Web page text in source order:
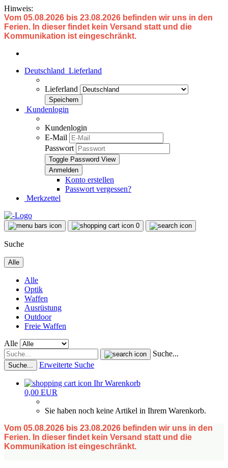
Hinweis:
Vom 05.08.2026 bis 23.08.2026 befinden wir uns in den
Ferien. In dieser findet kein Versand statt und die
Kommunikation ist eingeschränkt.
Deutschland Lieferland
Lieferland
Kundenlogin
Kundenlogin
E-Mail
Passwort
Toggle Password View
Konto erstellen
Passwort vergessen?
Merkzettel
0
Suche
Alle
Alle
Optik
Waffen
Ausrüstung
Outdoor
Freie Waffen
Alle
Suche...
Suche... Erweiterte Suche
Ihr Warenkorb
0,00 EUR
Sie haben noch keine Artikel in Ihrem Warenkorb.
Vom 05.08.2026 bis 23.08.2026 befinden wir uns in den
Ferien. In dieser findet kein Versand statt und die
Kommunikation ist eingeschränkt.